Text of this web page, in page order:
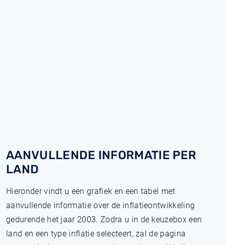
AANVULLENDE INFORMATIE PER
LAND
Hieronder vindt u een grafiek en een tabel met
aanvullende informatie over de inflatieontwikkeling
gedurende het jaar 2003. Zodra u in de keuzebox een
land en een type inflatie selecteert, zal de pagina